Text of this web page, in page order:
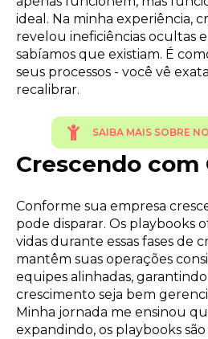
ideal. Na minha experiência,
revelou ineficiências ocultas
sabíamos que existiam. É
seus processos - você vê
recalibrar.
SAIBA MAIS SOBRE
Crescendo com
Conforme sua empresa
pode disparar. Os playbooks
vidas durante essas fases de
mantêm suas operações
equipes alinhadas,
crescimento seja bem
Minha jornada me ensinou
expandindo, os playbooks